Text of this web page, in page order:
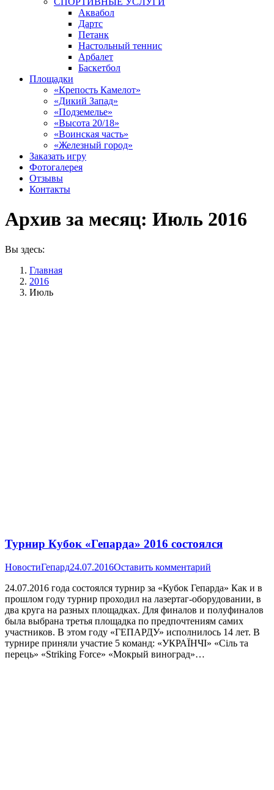
Аквабол
Дартс
Петанк
Настольный теннис
Арбалет
Баскетбол
Площадки
«Крепость Камелот»
«Дикий Запад»
«Подземелье»
«Высота 20/18»
«Воинская часть»
«Железный город»
Заказать игру
Фотогалерея
Отзывы
Контакты
Архив за месяц: Июль 2016
Вы здесь:
Главная
2016
Июль
Турнир Кубок «Гепарда» 2016 состоялся
НовостиГепард24.07.2016Оставить комментарий
24.07.2016 года состоялся турнир за «Кубок Гепарда» Как и в
прошлом году турнир проходил на лазертаг-оборудовании, в
два круга на разных площадках. Для финалов и полуфиналов
была выбрана третья площадка по предпочтениям самих
участников. В этом году «ГЕПАРДУ» исполнилось 14 лет. В
турнире приняли участие 5 команд: «УКРАЇНЧІ» «Сіль та
перець» «Striking Force» «Мокрый виноград»…